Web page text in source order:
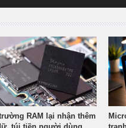
RAM lại nhận thêm